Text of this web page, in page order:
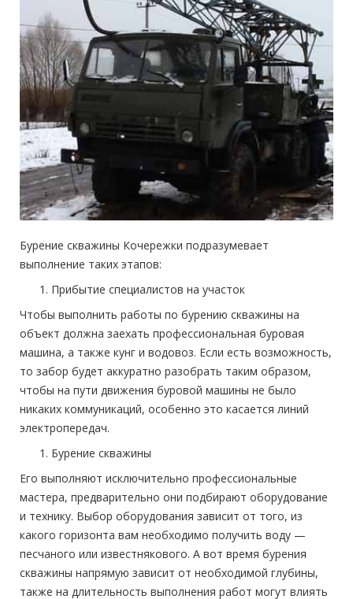
Бурение скважины Кочережки подразумевает
выполнение таких этапов:
Прибытие специалистов на участок
Чтобы выполнить работы по бурению скважины на
объект должна заехать профессиональная буровая
машина, а также кунг и водовоз. Если есть возможность,
то забор будет аккуратно разобрать таким образом,
чтобы на пути движения буровой машины не было
никаких коммуникаций, особенно это касается линий
электропередач.
Бурение скважины
Его выполняют исключительно профессиональные
мастера, предварительно они подбирают оборудование
и технику. Выбор оборудования зависит от того, из
какого горизонта вам необходимо получить воду —
песчаного или известнякового. А вот время бурения
скважины напрямую зависит от необходимой глубины,
также на длительность выполнения работ могут влиять